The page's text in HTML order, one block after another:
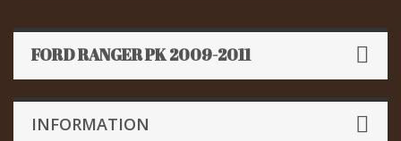
FORD RANGER PK 2009-2011
INFORMATION